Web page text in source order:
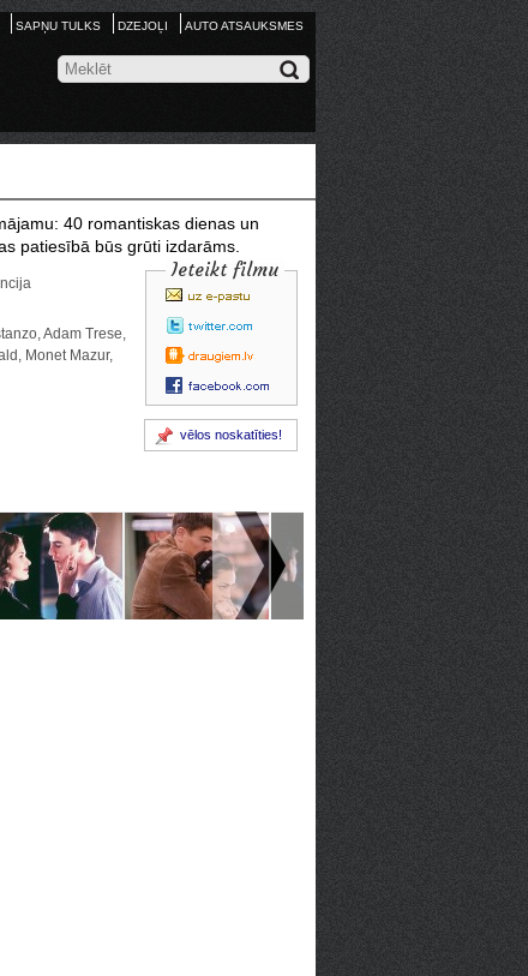
SAPŅU TULKS DZEJOĻI AUTO ATSAUKSMES
40 romantiskas dienas un
patiesībā būs grūti izdarāms.
Ieteikt filmu
vēlos noskatīties!
Adam Trese,
Monet Mazur,